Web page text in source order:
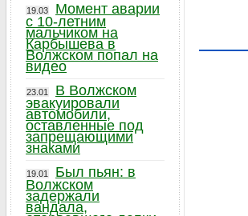
19.03
Момент аварии
с 10-летним
мальчиком на
Карбышева в
Волжском попал на
видео
23.01
В Волжском
эвакуировали
автомобили,
оставленные под
запрещающими
знаками
19.01
Был пьян: в
Волжском
задержали
вандала,